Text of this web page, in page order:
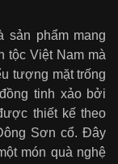
sản phẩm mang
tộc Việt Nam mà
tượng mặt trống
tinh xảo bởi
thiết kế theo
Sơn cổ. Đây
món quà nghệ